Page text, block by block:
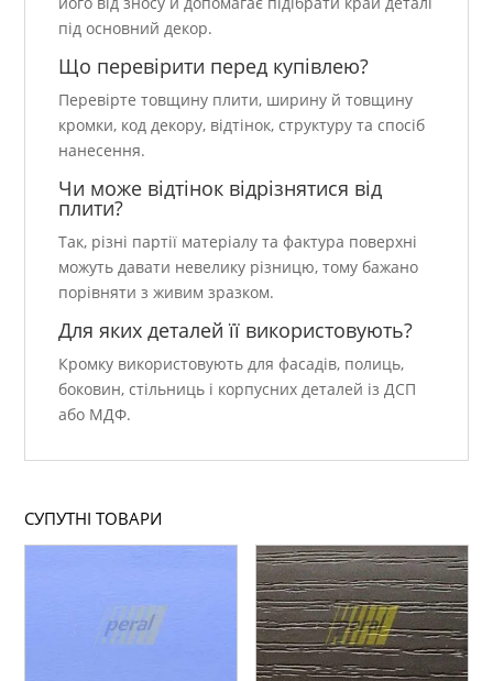
під основний декор.
Що перевірити перед купівлею?
Перевірте товщину плити, ширину й товщину
кромки, код декору, відтінок, структуру та спосіб
нанесення.
Чи може відтінок відрізнятися від
плити?
Так, різні партії матеріалу та фактура поверхні
можуть давати невелику різницю, тому бажано
порівняти з живим зразком.
Для яких деталей її використовують?
Кромку використовують для фасадів, полиць,
боковин, стільниць і корпусних деталей із ДСП
або МДФ.
СУПУТНІ ТОВАРИ